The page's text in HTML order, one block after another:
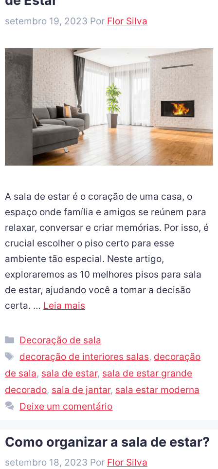
setembro 19, 2023 Por Flor Silva
A sala de estar é o coração de uma casa, o
espaço onde família e amigos se reúnem para
relaxar, conversar e criar memórias. Por isso, é
crucial escolher o piso certo para esse
ambiente tão especial. Neste artigo,
exploraremos as 10 melhores pisos para sala
de estar, ajudando você a tomar a decisão
certa. … Leia mais
Decoração de sala
decoração de interiores salas, decoração
de sala, sala de estar, sala de estar grande
decorado, sala de jantar, sala estar moderna
Deixe um comentário
Como organizar a sala de estar?
setembro 18, 2023 Por Flor Silva